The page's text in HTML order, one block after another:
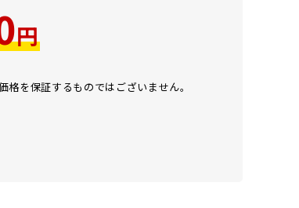
円
を保証するものではございません。